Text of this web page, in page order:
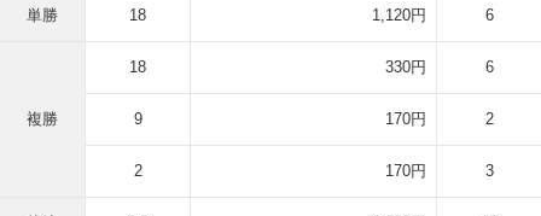
単勝 18 1,120円 6
複勝
18 330円 6
9 170円 2
2 170円 3